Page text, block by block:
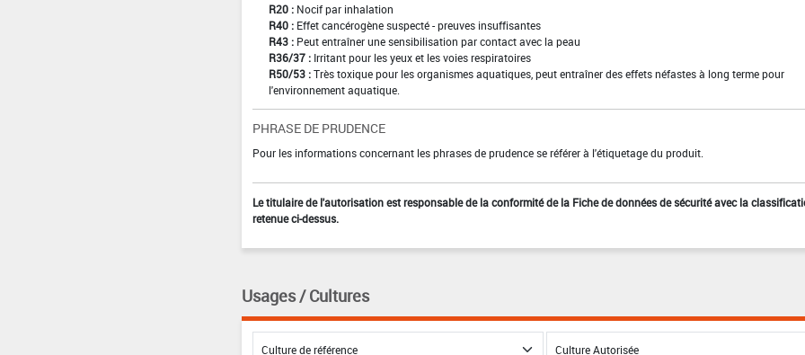
R20 : Nocif par inhalation
R40 : Effet cancérogène suspecté - preuves insuffisantes
R43 : Peut entraîner une sensibilisation par contact avec la peau
R36/37 : Irritant pour les yeux et les voies respiratoires
R50/53 : Très toxique pour les organismes aquatiques, peut entraîner des effets néfastes à long terme pour
l'environnement aquatique.
PHRASE DE PRUDENCE
Pour les informations concernant les phrases de prudence se référer à l'étiquetage du produit.
Le titulaire de l'autorisation est responsable de la conformité de la Fiche de données de sécurité avec la
retenue ci-dessus.
Usages / Cultures